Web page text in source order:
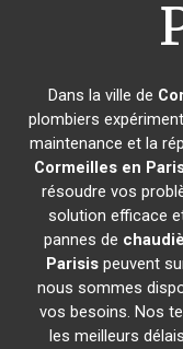
Dans la ville de
plombiers
maintenance et la
Cormeilles en
résoudre vos
solution efficace
pannes de
Parisispeuvent
nous sommes
vos besoins. Nos
les meilleurs